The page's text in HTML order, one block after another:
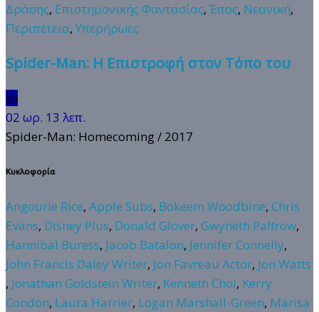
Δράσης, Επιστημονικής Φαντασίας, Έπος, Νεανική,
Περιπέτεια, Υπερήρωες
Spider-Man: Η Επιστροφή στον Τόπο του
👍
02 ωρ. 13 λεπ.
Spider-Man: Homecoming/ 2017
Κυκλοφορία
Angourie Rice, Apple Subs, Bokeem Woodbine, Chris
Evans, Disney Plus, Donald Glover, Gwyneth Paltrow,
Hannibal Buress, Jacob Batalon, Jennifer Connelly,
John Francis Daley Writer, Jon Favreau Actor, Jon Watts
, Jonathan Goldstein Writer, Kenneth Choi, Kerry
Condon, Laura Harrier, Logan Marshall-Green, Marisa